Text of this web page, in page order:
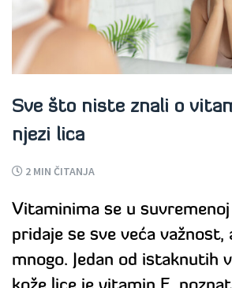
Sve što niste znali o
njezi lica
2 MIN ČITANJA
Vitaminima se u
pridaje se sve veća važnost,
mnogo. Jedan od istaknutih